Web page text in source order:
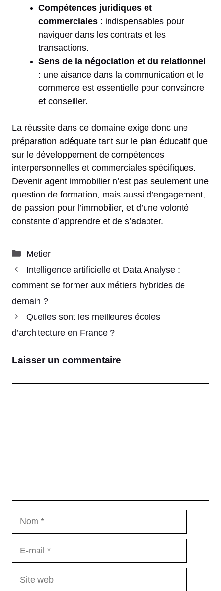
Compétences juridiques et
commerciales : indispensables pour
naviguer dans les contrats et les
transactions.
Sens de la négociation et du relationnel
: une aisance dans la communication et le
commerce est essentielle pour convaincre
et conseiller.
La réussite dans ce domaine exige donc une
préparation adéquate tant sur le plan éducatif que
sur le développement de compétences
interpersonnelles et commerciales spécifiques.
Devenir agent immobilier n’est pas seulement une
question de formation, mais aussi d’engagement,
de passion pour l’immobilier, et d’une volonté
constante d’apprendre et de s’adapter.
Catégories
Metier
Intelligence artificielle et Data Analyse :
comment se former aux métiers hybrides de
demain ?
Quelles sont les meilleures écoles
d’architecture en France ?
Laisser un commentaire